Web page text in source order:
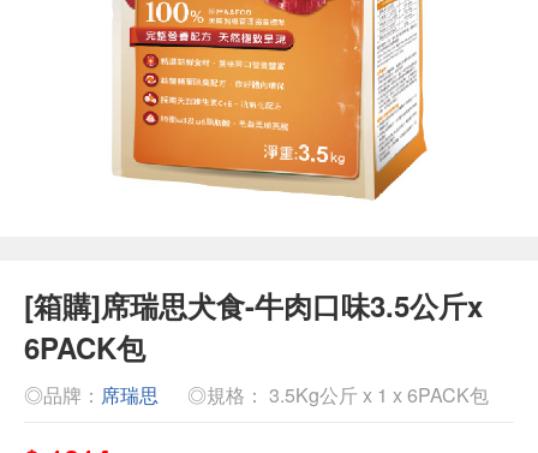
[箱購]席瑞思犬食-牛肉口味3.5公斤x
6PACK包
◎品牌： 席瑞思 ◎規格： 3.5Kg公斤 x 1 x 6PACK包